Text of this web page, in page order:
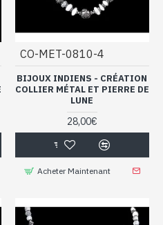
CO-MET-0810-4
BIJOUX INDIENS - CRÉATION
COLLIER MÉTAL ET PIERRE DE
LUNE
28,00€
Acheter Maintenant